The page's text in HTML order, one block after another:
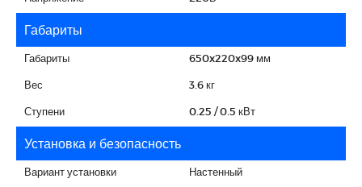
Габариты
Габариты 650x220x99 мм
Вес 3.6 кг
Ступени 0.25 / 0.5 кВт
Установка и безопасность
Вариант установки Настенный